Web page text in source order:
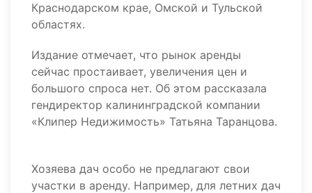
Краснодарском крае, Омской и Тульской
областях.
Издание отмечает, что рынок аренды
сейчас простаивает, увеличения цен и
большого спроса нет. Об этом рассказала
гендиректор калининградской компании
«Клипер Недижимость» Татьяна Таранцова.
Хозяева дач особо не предлагают свои
участки в аренду. Например, для летних дач